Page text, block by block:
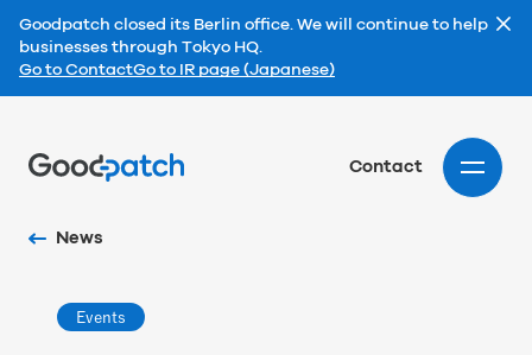
Goodpatch closed its Berlin office. We will continue to help
businesses through Tokyo HQ.
Go to ContactGo to IR page (Japanese)
Contact
News
Events